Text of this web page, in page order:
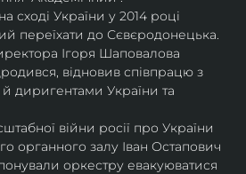
сході України у 2014 році
переїхати до Сєвєродонецька.
Ігоря Шаповалова
відновив співпрацю з
диригентами України та
війни росії про України
органного залу Іван Остапович
оркестру евакуюватися